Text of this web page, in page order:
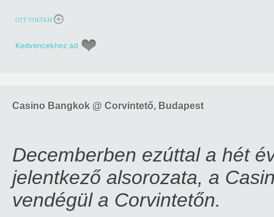
OTT VOLTAM
Kedvencekhez ad
Casino Bangkok @ Corvintető, Budapest
Decemberben ezúttal a hét
jelentkező alsorozata, a
vendégül a Corvintetőn.